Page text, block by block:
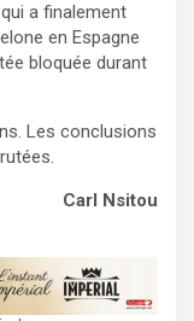
a finalement
en Espagne
bloquée durant
Les conclusions
Carl Nsitou